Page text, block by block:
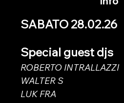
SABATO 28.02.26
Special guest djs
ROBERTO INTRALLAZZI
WALTER S
LUK FRA